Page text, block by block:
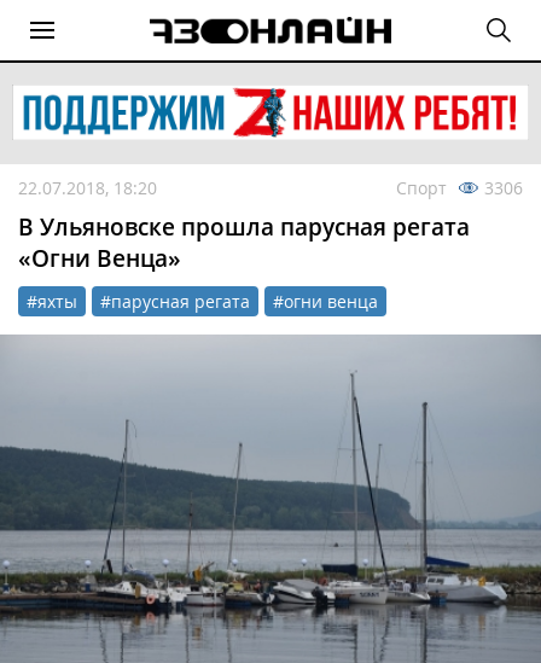
22.07.2018, 18:20 Спорт 3306
В Ульяновске прошла парусная регата
«Огни Венца»
#яхты #парусная регата #огни венца